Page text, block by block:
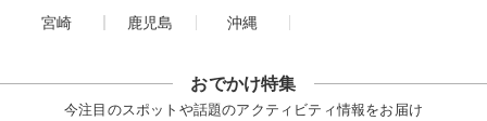
宮崎
鹿児島 沖縄
おでかけ特集
今注目のスポットや話題のアクティビティ情報をお届け